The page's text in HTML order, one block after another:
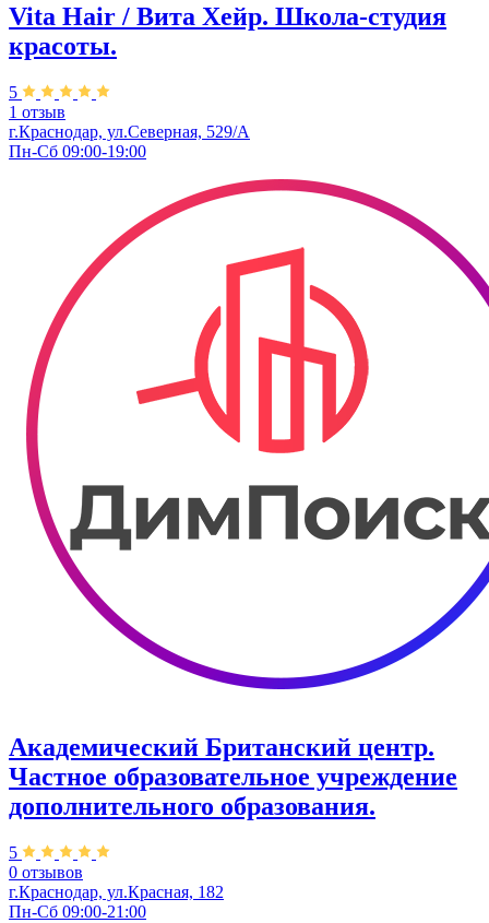
Vita Hair / Вита Хейр. Школа-студия
красоты.
5
1 отзыв
г.Краснодар, ул.Северная, 529/А
Пн-Сб 09:00-19:00
Академический Британский центр.
Частное образовательное учреждение
дополнительного образования.
5
0 отзывов
г.Краснодар, ул.Красная, 182
Пн-Сб 09:00-21:00